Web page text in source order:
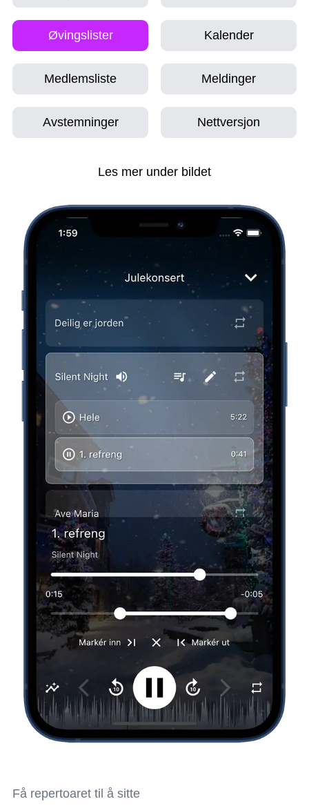
Øvingslister Kalender
Medlemsliste Meldinger
Avstemninger Nettversjon
Les mer under bildet
Få repertoaret til å sitte